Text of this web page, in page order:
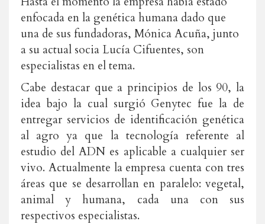
enfocada en la genética humana dado que
una de sus fundadoras, Mónica Acuña, junto
a su actual socia Lucía Cifuentes, son
especialistas en el tema.
Cabe destacar que a principios de los 90, la
idea bajo la cual surgió Genytec fue la de
entregar servicios de identificación genética
al agro ya que la tecnología referente al
estudio del ADN es aplicable a cualquier ser
vivo. Actualmente la empresa cuenta con tres
áreas que se desarrollan en paralelo: vegetal,
animal y humana, cada una con sus
respectivos especialistas.